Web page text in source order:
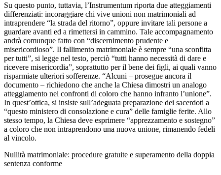
Su questo punto, tuttavia, l’Instrumentum riporta due atteggiamenti
differenziati: incoraggiare chi vive unioni non matrimoniali ad
intraprendere “la strada del ritorno”, oppure invitare tali persone a
guardare avanti ed a rimettersi in cammino. Tale accompagnamento
andrà comunque fatto con “discernimento prudente e
misericordioso”. Il fallimento matrimoniale è sempre “una sconfitta
per tutti”, si legge nel testo, perciò “tutti hanno necessità di dare e
ricevere misericordia”, soprattutto per il bene dei figli, ai quali vanno
risparmiate ulteriori sofferenze. “Alcuni – prosegue ancora il
documento – richiedono che anche la Chiesa dimostri un analogo
atteggiamento nei confronti di coloro che hanno infranto l’unione”.
In quest’ottica, si insiste sull’adeguata preparazione dei sacerdoti a
“questo ministero di consolazione e cura” delle famiglie ferite. Allo
stesso tempo, la Chiesa deve esprimere “apprezzamento e sostegno”
a coloro che non intraprendono una nuova unione, rimanendo fedeli
al vincolo.
Nullità matrimoniale: procedure gratuite e superamento della doppia
sentenza conforme